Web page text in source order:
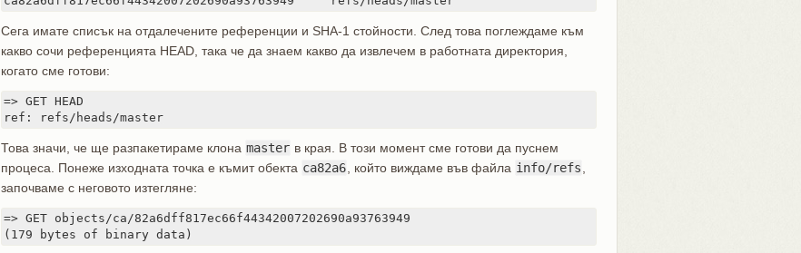
Сега имате списък на отдалечените референции и SHA-1 стойности. След това поглеждаме към
какво сочи референцията HEAD, така че да знаем какво да извлечем в работната директория,
когато сме готови:
=> GET HEAD
ref: refs/heads/master
Това значи, че ще разпакетираме клона master в края. В този момент сме готови да пуснем
процеса. Понеже изходната точка е къмит обекта ca82a6 , който виждаме във файла info/refs
започваме с неговото изтегляне:
=> GET objects/ca/82a6dff817ec66f44342007202690a93763949
(179 bytes of binary data)